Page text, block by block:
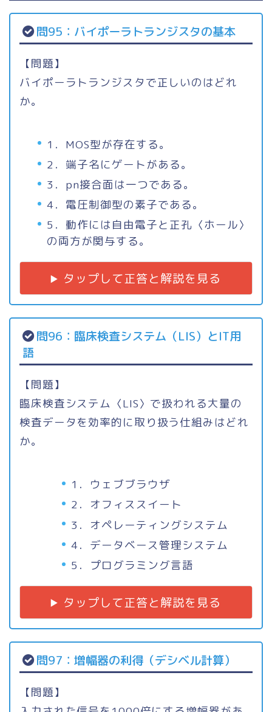
問95：バイポーラトランジスタの基本
【問題】
バイポーラトランジスタで正しいのはどれ
か。
1．MOS型が存在する。
2．端子名にゲートがある。
3．pn接合面は一つである。
4．電圧制御型の素子である。
5．動作には自由電子と正孔〈ホール〉
の両方が関与する。
タップして正答と解説を見る
問96：臨床検査システム（LIS）とIT用
語
【問題】
臨床検査システム〈LIS〉で扱われる大量の
検査データを効率的に取り扱う仕組みはどれ
か。
1．ウェブブラウザ
2．オフィススイート
3．オペレーティングシステム
4．データベース管理システム
5．プログラミング言語
タップして正答と解説を見る
問97：増幅器の利得（デシベル計算）
【問題】